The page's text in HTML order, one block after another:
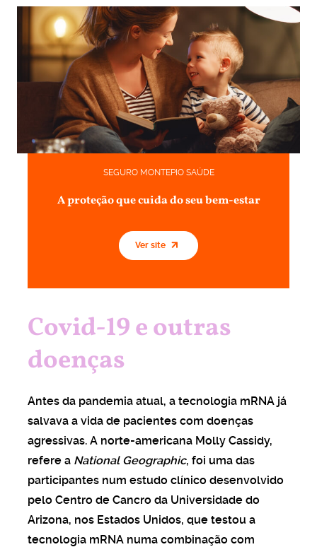
SEGURO MONTEPIO SAÚDE
A proteção que cuida do seu bem-estar
Ver site
Covid-19 e outras
doenças
Antes da pandemia atual, a tecnologia mRNA já
salvava a vida de pacientes com doenças
agressivas. A norte-americana Molly Cassidy,
refere a National Geographic, foi uma das
participantes num estudo clínico desenvolvido
pelo Centro de Cancro da Universidade do
Arizona, nos Estados Unidos, que testou a
tecnologia mRNA numa combinação com